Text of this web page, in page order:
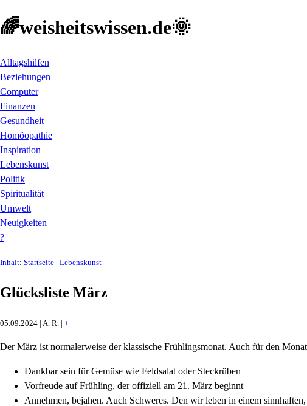
🌈weisheitswissen.de🌞
Alltagshilfen
Beziehungen
Computer
Finanzen
Gesundheit
Homöopathie
Inspiration
Lebenskunst
Politik
Spiritualität
Umwelt
Neuigkeiten
?
Inhalt: Startseite | Lebenskunst
Glücksliste März
05.09.2024 | A. R. | +
Der März ist normalerweise der klassische Frühlingsmonat. Auch für den
Dankbar sein für Gemüse wie Feldsalat oder Steckrüben
Vorfreude auf Frühling, der offiziell am 21. März beginnt
Annehmen, bejahen. Auch Schweres. Den wir leben in einem